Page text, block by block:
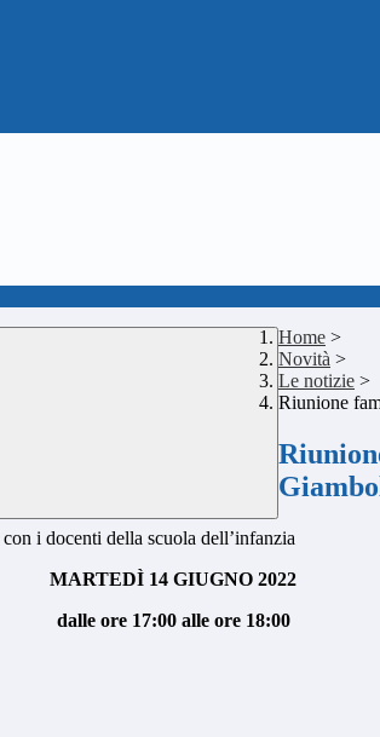
Home >
Novità >
Le notizie >
Riunione
i docenti della scuola dell’infanzia
MARTEDÌ 14 GIUGNO 2022
dalle ore 17:00 alle ore 18:00